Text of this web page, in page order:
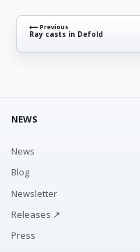
⟵ Previous
Ray casts in Defold
NEWS
News
Blog
Newsletter
Releases ↗
Press